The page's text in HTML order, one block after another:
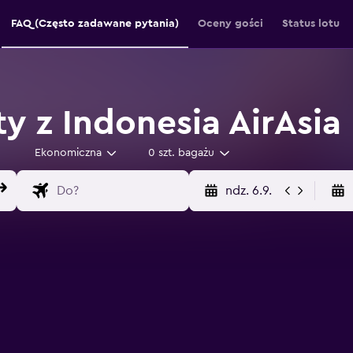
FAQ (Często zadawane pytania) Oceny gości Status lotu
z Indonesia AirAsia
Ekonomiczna 0 szt. bagażu
ndz. 6.9.